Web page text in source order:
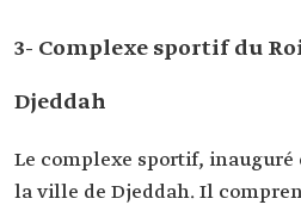
3- Complexe sportif du
Djeddah
Le complexe sportif, inauguré
la ville de Djeddah. Il